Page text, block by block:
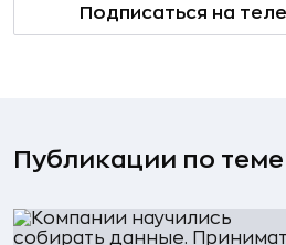
Подписаться на
Публикации по теме